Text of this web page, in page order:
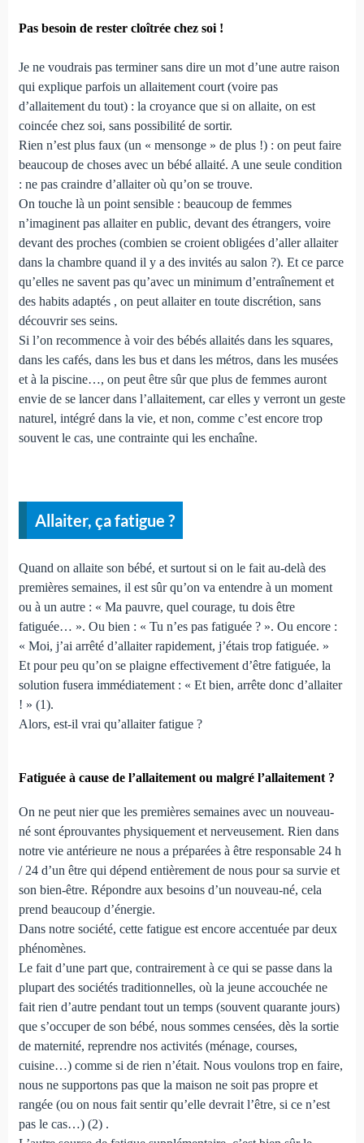
Pas besoin de rester cloîtrée chez soi !
Je ne voudrais pas terminer sans dire un mot d’une autre raison
qui explique parfois un allaitement court (voire pas
d’allaitement du tout) : la croyance que si on allaite, on est
coincée chez soi, sans possibilité de sortir.
Rien n’est plus faux (un « mensonge » de plus !) : on peut faire
beaucoup de choses avec un bébé allaité. A une seule condition
: ne pas craindre d’allaiter où qu’on se trouve.
On touche là un point sensible : beaucoup de femmes
n’imaginent pas allaiter en public, devant des étrangers, voire
devant des proches (combien se croient obligées d’aller allaiter
dans la chambre quand il y a des invités au salon ?). Et ce parce
qu’elles ne savent pas qu’avec un minimum d’entraînement et
des habits adaptés , on peut allaiter en toute discrétion, sans
découvrir ses seins.
Si l’on recommence à voir des bébés allaités dans les squares,
dans les cafés, dans les bus et dans les métros, dans les musées
et à la piscine…, on peut être sûr que plus de femmes auront
envie de se lancer dans l’allaitement, car elles y verront un geste
naturel, intégré dans la vie, et non, comme c’est encore trop
souvent le cas, une contrainte qui les enchaîne.
Allaiter, ça fatigue ?
Quand on allaite son bébé, et surtout si on le fait au-delà des
premières semaines, il est sûr qu’on va entendre à un moment
ou à un autre : « Ma pauvre, quel courage, tu dois être
fatiguée… ». Ou bien : « Tu n’es pas fatiguée ? ». Ou encore :
« Moi, j’ai arrêté d’allaiter rapidement, j’étais trop fatiguée. »
Et pour peu qu’on se plaigne effectivement d’être fatiguée, la
solution fusera immédiatement : « Et bien, arrête donc d’allaiter
! » (1).
Alors, est-il vrai qu’allaiter fatigue ?
Fatiguée à cause de l’allaitement ou malgré l’allaitement ?
On ne peut nier que les premières semaines avec un nouveau-
né sont éprouvantes physiquement et nerveusement. Rien dans
notre vie antérieure ne nous a préparées à être responsable 24 h
/ 24 d’un être qui dépend entièrement de nous pour sa survie et
son bien-être. Répondre aux besoins d’un nouveau-né, cela
prend beaucoup d’énergie.
Dans notre société, cette fatigue est encore accentuée par deux
phénomènes.
Le fait d’une part que, contrairement à ce qui se passe dans la
plupart des sociétés traditionnelles, où la jeune accouchée ne
fait rien d’autre pendant tout un temps (souvent quarante jours)
que s’occuper de son bébé, nous sommes censées, dès la sortie
de maternité, reprendre nos activités (ménage, courses,
cuisine…) comme si de rien n’était. Nous voulons trop en faire,
nous ne supportons pas que la maison ne soit pas propre et
rangée (ou on nous fait sentir qu’elle devrait l’être, si ce n’est
pas le cas…) (2) .